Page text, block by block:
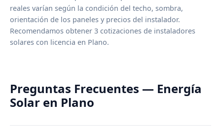
reales varían según la condición del techo, sombra,
orientación de los paneles y precios del instalador.
Recomendamos obtener 3 cotizaciones de instaladores
solares con licencia en Plano.
Preguntas Frecuentes — Energía
Solar en Plano